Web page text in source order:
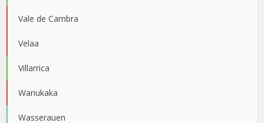
Vale de Cambra
Velaa
Villarrica
Wanukaka
Wasserauen